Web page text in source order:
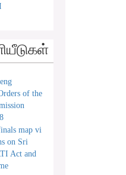
of the
on Sri
Act and